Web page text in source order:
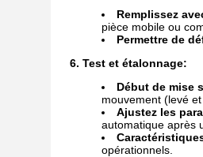
Remplissez
pièce mobile ou
Permettre de
6. Test et étalonnage:
Début de mise
mouvement (levé et
Ajustez les
automatique après
opérationnels.